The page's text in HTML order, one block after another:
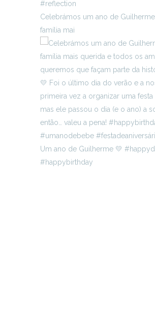
Celebrámos um ano de
família mai
Um ano de Guilherme 💛
#happybirthday